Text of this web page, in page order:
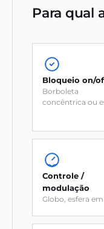
Para qual
Bloqueio on/
Borboleta
concêntrica ou
Controle /
modulação
Globo, esfera